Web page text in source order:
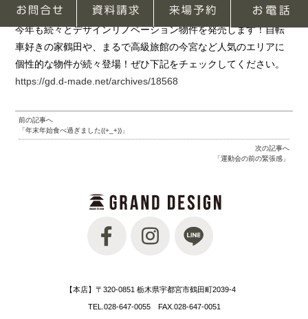
皆さま今年もよろしくお願いいたします
今年も続々とデザインリノベーション物件を発売します！自転
車好きの家鶴田や、まるで高級旅館の今宮など人気のエリアに
個性的な物件が続々登場！ぜひ下記をチェックしてください。
https://gd.d-made.net/archives/18568
前の記事へ
「年末年始食べ過ぎました((+_+))」
次の記事へ
「運動会の前の緊張感」
【本店】〒320-0851 栃木県宇都宮市鶴田町2039-4
TEL.028-647-0055 FAX.028-647-0051